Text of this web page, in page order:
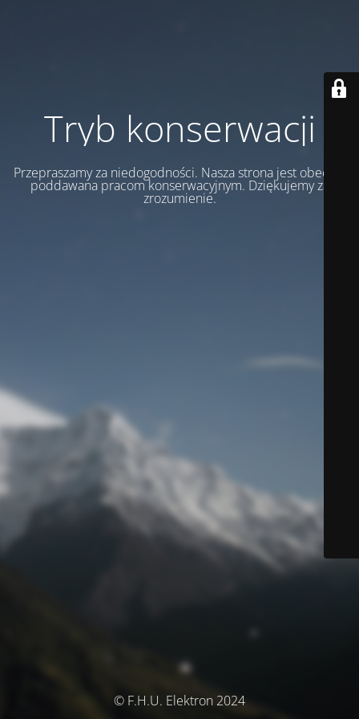
Tryb konserwacji
Przepraszamy za niedogodności. Nasza strona jest obecnie
poddawana pracom konserwacyjnym. Dziękujemy za
zrozumienie.
© F.H.U. Elektron 2024